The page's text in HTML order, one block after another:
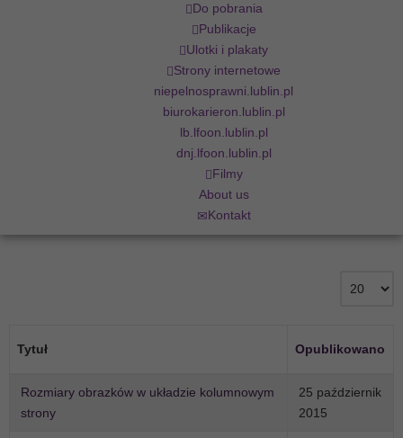
Do pobrania
Publikacje
Ulotki i plakaty
Strony internetowe
niepelnosprawni.lublin.pl
biurokarieron.lublin.pl
lb.lfoon.lublin.pl
dnj.lfoon.lublin.pl
Filmy
About us
Kontakt
Tytuł Opublikowano
Rozmiary obrazków w układzie kolumnowym
strony
25 październik
2015